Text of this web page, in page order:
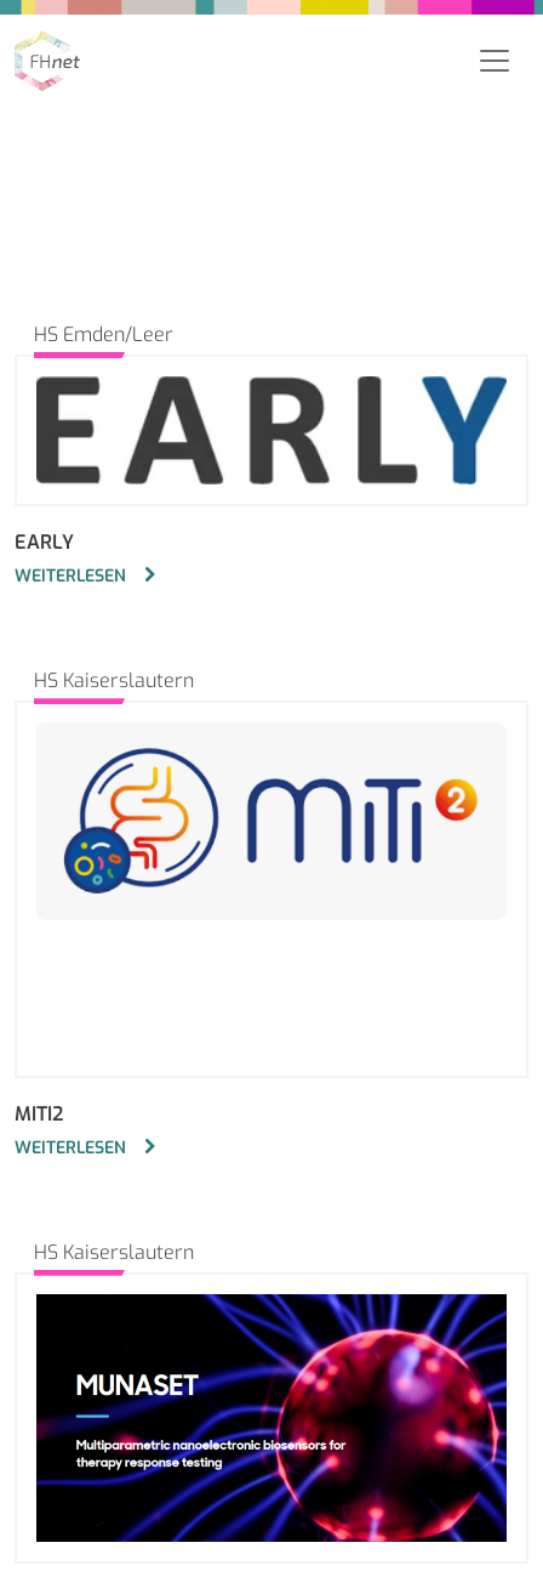
HS Emden/Leer
EARLY
WEITERLESEN
HS Kaiserslautern
MITI2
WEITERLESEN
HS Kaiserslautern